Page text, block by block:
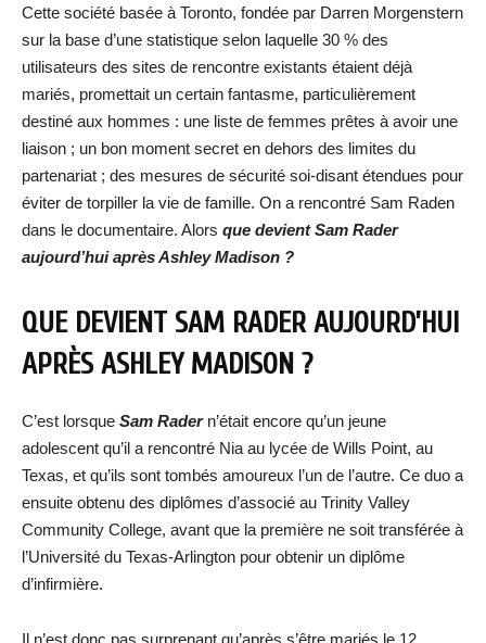
Cette société basée à Toronto, fondée par Darren Morgenstern
sur la base d’une statistique selon laquelle 30 % des
utilisateurs des sites de rencontre existants étaient déjà
mariés, promettait un certain fantasme, particulièrement
destiné aux hommes : une liste de femmes prêtes à avoir une
liaison ; un bon moment secret en dehors des limites du
partenariat ; des mesures de sécurité soi-disant étendues pour
éviter de torpiller la vie de famille. On a rencontré Sam Raden
dans le documentaire. Alors que devient Sam Rader
aujourd’hui après Ashley Madison ?
QUE DEVIENT SAM RADER AUJOURD’HUI
APRÈS ASHLEY MADISON ?
C’est lorsque Sam Radern’était encore qu’un jeune
adolescent qu’il a rencontré Nia au lycée de Wills Point, au
Texas, et qu’ils sont tombés amoureux l’un de l’autre. Ce duo a
ensuite obtenu des diplômes d’associé au Trinity Valley
Community College, avant que la première ne soit transférée à
l’Université du Texas-Arlington pour obtenir un diplôme
d’infirmière.
Il n’est donc pas surprenant qu’après s’être mariés le 12